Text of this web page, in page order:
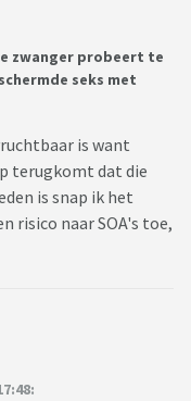
zwanger probeert te
seks met
is want
terugkomt dat die
is snap ik het
risico naar SOA's toe,